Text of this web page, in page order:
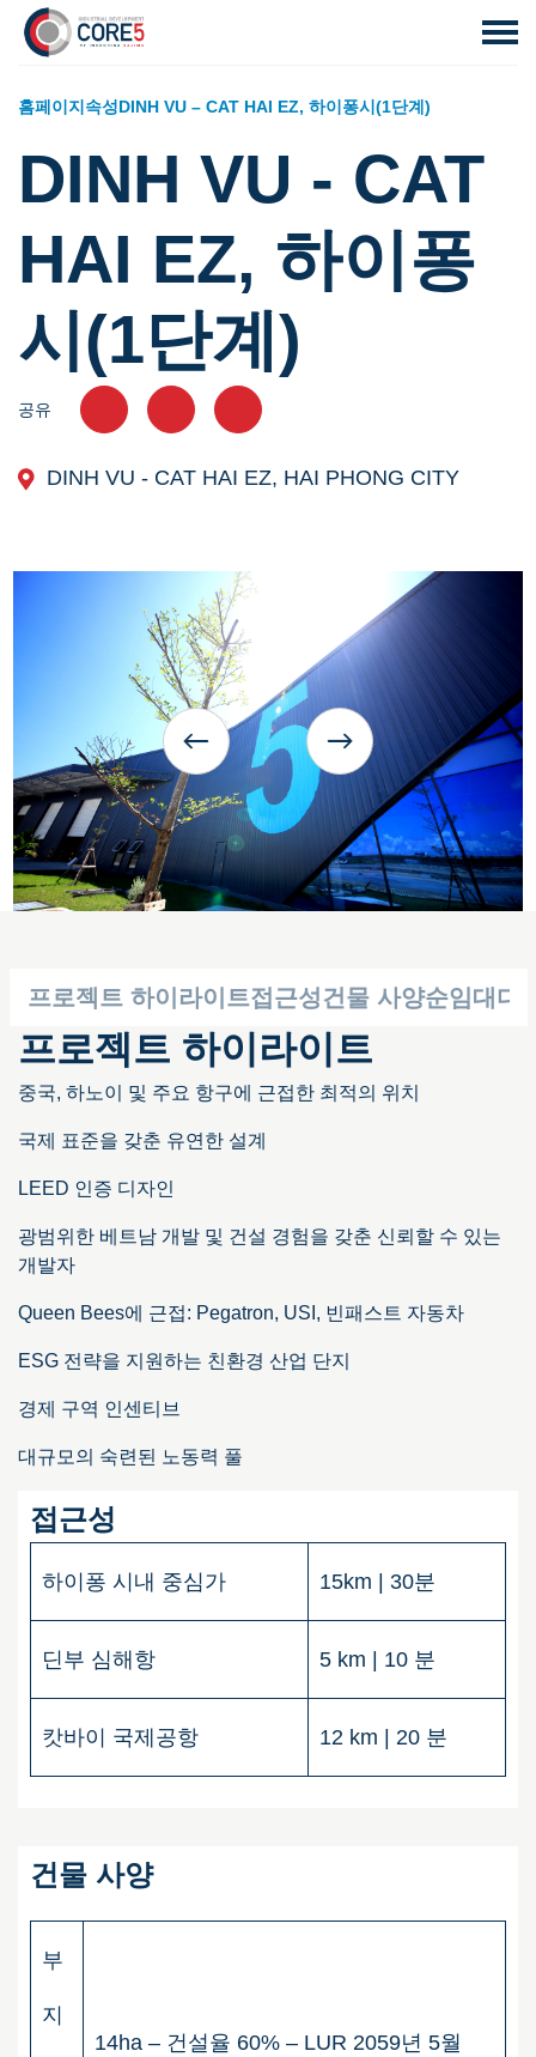
홈페이지 속성DINH VU – CAT HAI EZ, 하이퐁시(1단계)
DINH VU - CAT
HAI EZ, 하이퐁
시(1단계)
공유
DINH VU - CAT HAI EZ, HAI PHONG CITY
프로젝트 하이라이트접근성건물 사양순임대 다
프로젝트 하이라이트
중국, 하노이 및 주요 항구에 근접한 최적의 위치
국제 표준을 갖춘 유연한 설계
LEED 인증 디자인
광범위한 베트남 개발 및 건설 경험을 갖춘 신뢰할 수 있는
개발자
Queen Bees에 근접: Pegatron, USI, 빈패스트 자동차
ESG 전략을 지원하는 친환경 산업 단지
경제 구역 인센티브
대규모의 숙련된 노동력 풀
접근성
하이퐁 시내 중심가 15km | 30분
딘부 심해항 5 km | 10 분
캇바이 국제공항 12 km | 20 분
건물 사양
부
지
14ha – 건설율 60% – LUR 2059년 5월